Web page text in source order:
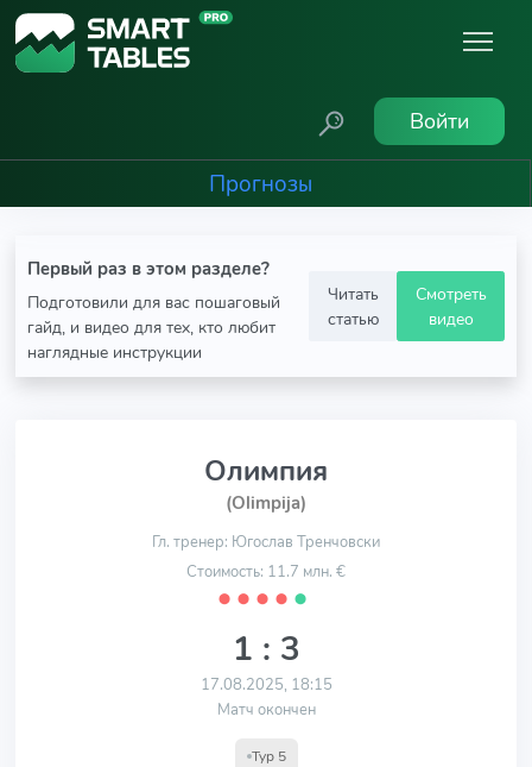
Войти
Прогнозы
Первый раз в этом разделе?
Подготовили для вас пошаговый
гайд, и видео для тех, кто любит
наглядные инструкции
Читать
статью
Смотреть
видео
Олимпия
(Olimpija)
Гл. тренер: Югослав Тренчовски
Стоимость: 11.7 млн. €
⬤ ⬤ ⬤ ⬤ ⬤
1 : 3
17.08.2025, 18:15
Матч окончен
Тур 5